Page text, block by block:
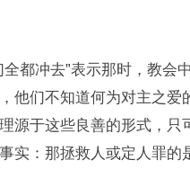
都冲去”表示那时，教会
他们不知道何为对主之
源于这些良善的形式，
实：那拯救人或定人罪